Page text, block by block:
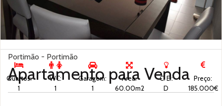
Portimão - Portimão
Apartamento paraVenda
Quartos:
1
WC:
1
Garagem:
1
Área:
60.00m2
C. E.:
D
Preço:
185.000€